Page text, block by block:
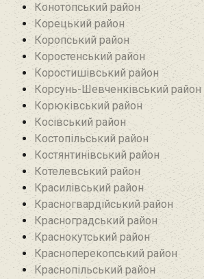
Конотопський район
Корецький район
Коропський район
Коростенський район
Коростишівський район‎
Корсунь-Шевченківський район
Корюківський район
Косівський район
Костопільський район
Костянтинівський район‎
Котелевський район
Красилівський район
Красногвардійський район
Красноградський район
Краснокутський район
Красноперекопський район
Краснопільський район